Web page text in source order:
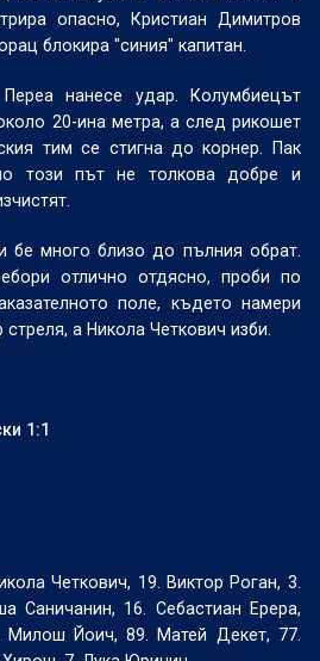
опасно, Кристиан Димитров
блокира "синия" капитан.
нанесе удар. Колумбиецът
20-ина метра, а след рикошет
тим се стигна до корнер. Пак
този път не толкова добре и
бе много близо до пълния обрат.
отлично отдясно, проби по
поле, където намери
а Никола Четкович изби.
1:1
Четкович, 19. Виктор Роган, 3.
Саничанин, 16. Себастиан Ерера,
Милош Йоич, 89. Матей Декет, 77.